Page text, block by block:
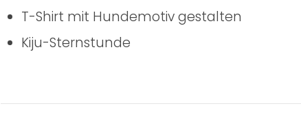
T-Shirt mit Hundemotiv gestalten
Kiju-Sternstunde